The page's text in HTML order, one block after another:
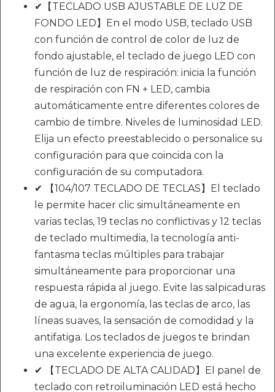
✔【TECLADO USB AJUSTABLE DE LUZ DE
FONDO LED】En el modo USB, teclado USB
con función de control de color de luz de
fondo ajustable, el teclado de juego LED con
función de luz de respiración: inicia la función
de respiración con FN + LED, cambia
automáticamente entre diferentes colores de
cambio de timbre. Niveles de luminosidad LED.
Elija un efecto preestablecido o personalice su
configuración para que coincida con la
configuración de su computadora.
✔ 【104/107 TECLADO DE TECLAS】El teclado
le permite hacer clic simultáneamente en
varias teclas, 19 teclas no conflictivas y 12 teclas
de teclado multimedia, la tecnología anti-
fantasma teclas múltiples para trabajar
simultáneamente para proporcionar una
respuesta rápida al juego. Evite las salpicaduras
de agua, la ergonomía, las teclas de arco, las
líneas suaves, la sensación de comodidad y la
antifatiga. Los teclados de juegos te brindan
una excelente experiencia de juego.
✔ 【TECLADO DE ALTA CALIDAD】El panel de
teclado con retroiluminación LED está hecho